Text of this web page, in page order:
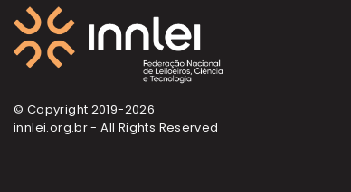
© Copyright 2019-2026
innlei.org.br - All Rights Reserved